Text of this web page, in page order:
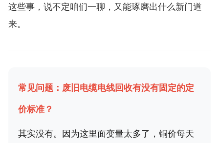
这些事，说不定咱们一聊，又能琢磨出什么新门道
来。
常见问题：废旧电缆电线回收有没有固定的定
价标准？
其实没有。因为这里面变量太多了，铜价每天